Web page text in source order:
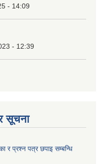
- 14:09
- 12:39
सूचना
र प्रश्न पत्र छपाइ सम्बन्धि